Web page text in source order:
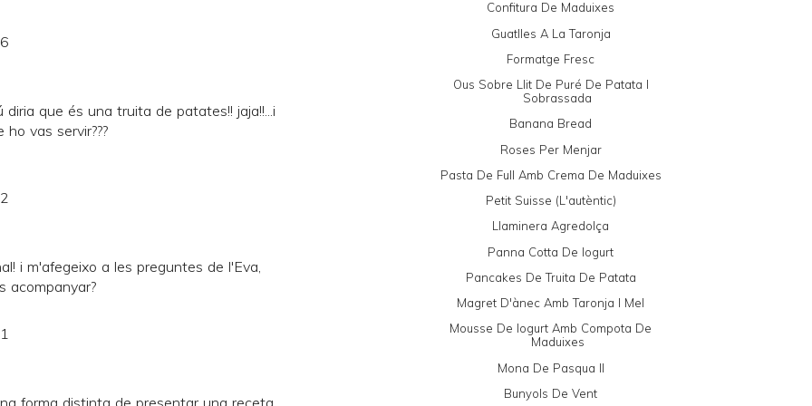
diria que és una truita de patates!! jaja!!...i
ho vas servir???
i m'afegeixo a les preguntes de l'Eva,
acompanyar?
forma distinta de presentar una receta
Confitura De Maduixes
Guatlles A La Taronja
Formatge Fresc
Ous Sobre Llit De Puré De Patata I
Sobrassada
Banana Bread
Roses Per Menjar
Pasta De Full Amb Crema De Maduixes
Petit Suisse (l'autèntic)
Llaminera Agredolça
Panna Cotta De Iogurt
Pancakes De Truita De Patata
Magret D'ànec Amb Taronja I Mel
Mousse De Iogurt Amb Compota De
Maduixes
Mona De Pasqua II
Bunyols De Vent